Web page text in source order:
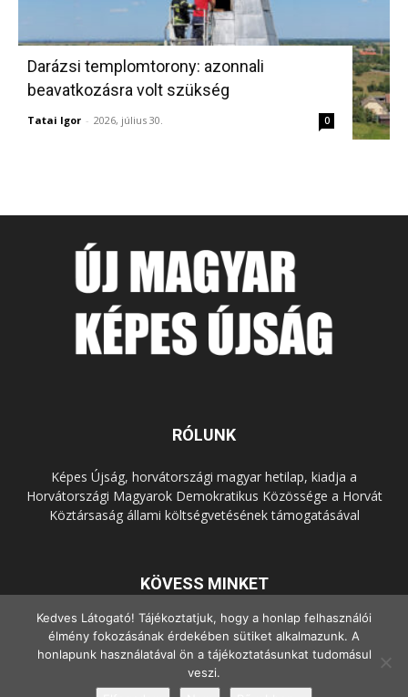
Darázsi templomtorony: azonnali
beavatkozásra volt szükség
Tatai Igor - 2026, július 30. 0
RÓLUNK
Képes Újság, horvátországi magyar hetilap, kiadja a
Horvátországi Magyarok Demokratikus Közössége a Horvát
Köztársaság állami költségvetésének támogatásával
KÖVESS MINKET
Kedves Látogató! Tájékoztatjuk, hogy a honlap felhasználói
élmény fokozásának érdekében sütiket alkalmazunk. A
honlapunk használatával ön a tájékoztatásunkat tudomásul
veszi.